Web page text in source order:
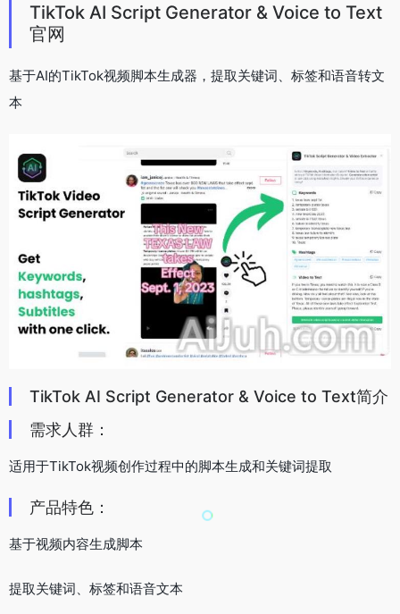
TikTok AI Script Generator & Voice to Text
官网
基于AI的TikTok视频脚本生成器，提取关键词、标签和语音转文
本
TikTok AI Script Generator & Voice to Text简介
需求人群：
适用于TikTok视频创作过程中的脚本生成和关键词提取
产品特色：
基于视频内容生成脚本
提取关键词、标签和语音文本